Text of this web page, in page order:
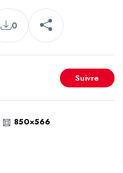
0
Suivre
850×566